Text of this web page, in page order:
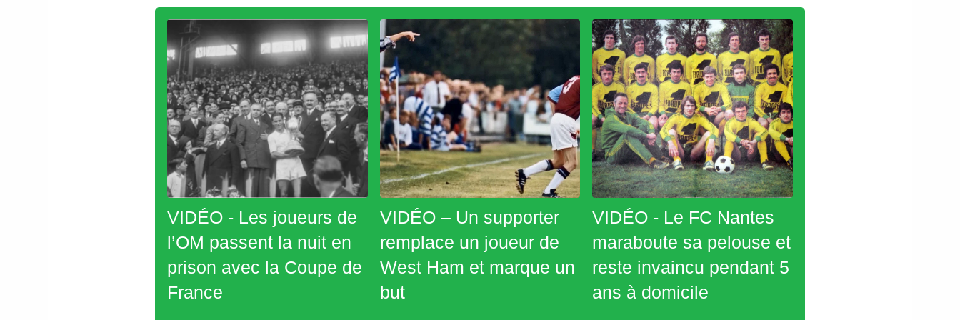
VIDÉO - Les joueurs de
l’OM passent la nuit en
prison avec la Coupe de
France
VIDÉO – Un supporter
remplace un joueur de
West Ham et marque un
but
VIDÉO - Le FC Nantes
maraboute sa pelouse et
reste invaincu pendant 5
ans à domicile